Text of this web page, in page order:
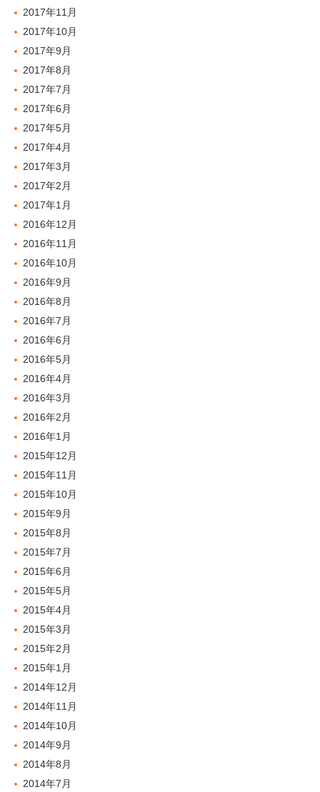
2017年11月
2017年10月
2017年9月
2017年8月
2017年7月
2017年6月
2017年5月
2017年4月
2017年3月
2017年2月
2017年1月
2016年12月
2016年11月
2016年10月
2016年9月
2016年8月
2016年7月
2016年6月
2016年5月
2016年4月
2016年3月
2016年2月
2016年1月
2015年12月
2015年11月
2015年10月
2015年9月
2015年8月
2015年7月
2015年6月
2015年5月
2015年4月
2015年3月
2015年2月
2015年1月
2014年12月
2014年11月
2014年10月
2014年9月
2014年8月
2014年7月